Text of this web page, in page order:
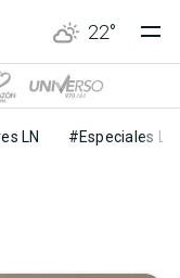
22°
LN #Especiales LN